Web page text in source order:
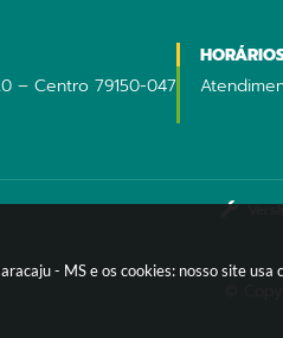
- MS e os cookies: nosso site
ag
va
– Centro 79150-047